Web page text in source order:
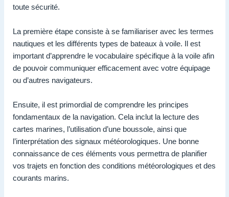
toute sécurité.
La première étape consiste à se familiariser avec les termes
nautiques et les différents types de bateaux à voile. Il est
important d’apprendre le vocabulaire spécifique à la voile afin
de pouvoir communiquer efficacement avec votre équipage
ou d’autres navigateurs.
Ensuite, il est primordial de comprendre les principes
fondamentaux de la navigation. Cela inclut la lecture des
cartes marines, l’utilisation d’une boussole, ainsi que
l’interprétation des signaux météorologiques. Une bonne
connaissance de ces éléments vous permettra de planifier
vos trajets en fonction des conditions météorologiques et des
courants marins.